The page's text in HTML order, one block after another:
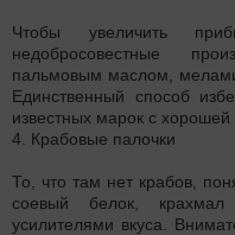
Чтобы увеличить
недобросовестные
пальмовым маслом,
Единственный способ
известных марок с хорошей
4. Крабовые палочки
То, что там нет крабов,
соевый белок,
усилителями вкуса.